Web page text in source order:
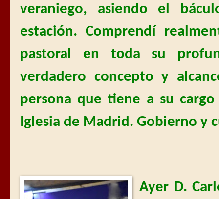
veraniego, asiendo el
estación. Comprendí
pastoral en toda su
verdadero concepto y
persona que tiene a su
Iglesia de Madrid. Gobierno y
Ayer D.